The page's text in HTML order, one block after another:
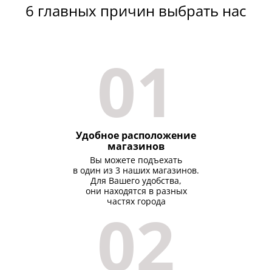
6 главных причин выбрать нас
01
Удобное расположение
магазинов
Вы можете подъехать
в один из 3 наших магазинов.
Для Вашего удобства,
они находятся в разных
частях города
02